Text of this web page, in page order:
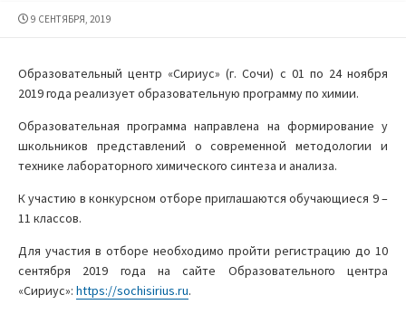
ДАТА
9 СЕНТЯБРЯ, 2019
Образовательный центр «Сириус» (г. Сочи) с 01 по 24 ноября
2019 года реализует образовательную программу по химии.
Образовательная программа направлена на формирование у
школьников представлений о современной методологии и
технике лабораторного химического синтеза и анализа.
К участию в конкурсном отборе приглашаются обучающиеся 9 –
11 классов.
Для участия в отборе необходимо пройти регистрацию до 10
сентября 2019 года на сайте Образовательного центра
«Сириус»: https://sochisirius.ru.